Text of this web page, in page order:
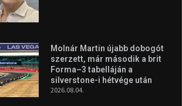
Molnár Martin újabb dobogót
szerzett, már második a brit
Forma–3 tabelláján a
silverstone-i hétvége után
2026.08.04.